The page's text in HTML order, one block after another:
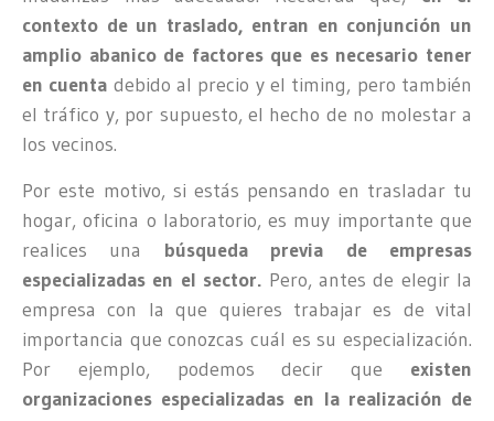
contexto de un traslado, entran en conjunción un
amplio abanico de factores que es necesario tener
en cuenta debido al precio y el timing, pero también
el tráfico y, por supuesto, el hecho de no molestar a
los vecinos.
Por este motivo, si estás pensando en trasladar tu
hogar, oficina o laboratorio, es muy importante que
realices una búsqueda previa de empresas
especializadas en el sector. Pero, antes de elegir la
empresa con la que quieres trabajar es de vital
importancia que conozcas cuál es su especialización.
Por ejemplo, podemos decir que existen
organizaciones especializadas en la realización de